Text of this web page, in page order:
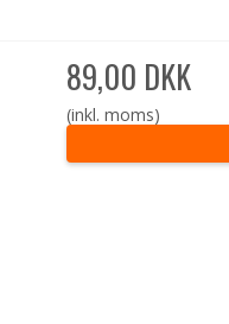
89,00 DKK
(inkl. moms)